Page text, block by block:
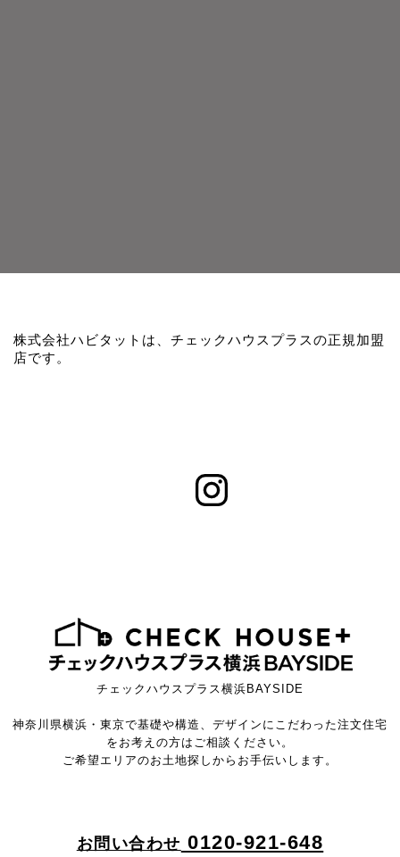
株式会社ハビタットは、チェックハウスプラスの正規加盟
店です。
チェックハウスプラス横浜BAYSIDE
神奈川県横浜・東京で基礎や構造、デザインにこだわった注文住宅
をお考えの方はご相談ください。
ご希望エリアのお土地探しからお手伝いします。
お問い合わせ 0120-921-648